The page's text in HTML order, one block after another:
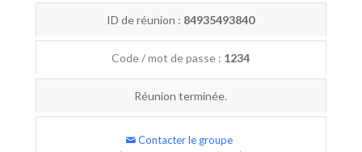
ID de réunion : 84935493840
Code / mot de passe : 1234
Réunion terminée.
Contacter le groupe